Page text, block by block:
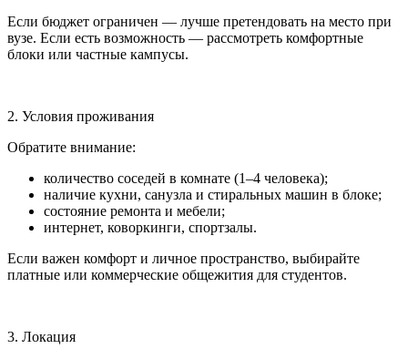
Если бюджет ограничен — лучше претендовать на место при
вузе. Если есть возможность — рассмотреть комфортные
блоки или частные кампусы.
2. Условия проживания
Обратите внимание:
количество соседей в комнате (1–4 человека);
наличие кухни, санузла и стиральных машин в блоке;
состояние ремонта и мебели;
интернет, коворкинги, спортзалы.
Если важен комфорт и личное пространство, выбирайте
платные или коммерческие общежития для студентов.
3. Локация